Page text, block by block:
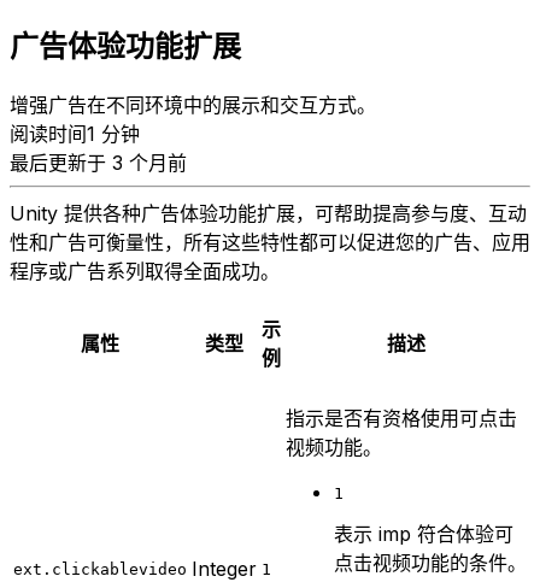
广告体验功能扩展
增强广告在不同环境中的展示和交互方式。
阅读时间1 分钟
最后更新于 3 个月前
Unity 提供各种广告体验功能扩展，可帮助提高参与度、互动
性和广告可衡量性，所有这些特性都可以促进您的广告、应用
程序或广告系列取得全面成功。
属性 类型
示
例
描述
ext.clickablevideo Integer 1
指示是否有资格使用可点击
视频功能。
1
表示 imp 符合体验可
点击视频功能的条件。